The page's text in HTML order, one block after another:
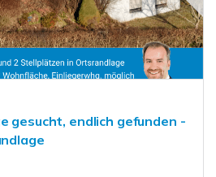
gesucht, endlich gefunden -